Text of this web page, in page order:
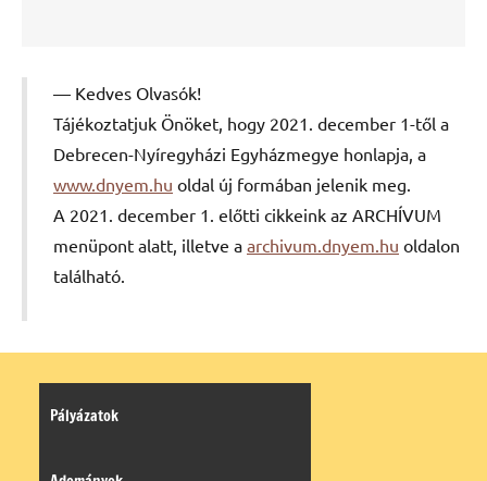
Kedves Olvasók!
Tájékoztatjuk Önöket, hogy 2021. december 1-től a
Debrecen-Nyíregyházi Egyházmegye honlapja, a
www.dnyem.hu oldal új formában jelenik meg.
A 2021. december 1. előtti cikkeink az ARCHÍVUM
menüpont alatt, illetve a archivum.dnyem.hu oldalon
található.
Pályázatok